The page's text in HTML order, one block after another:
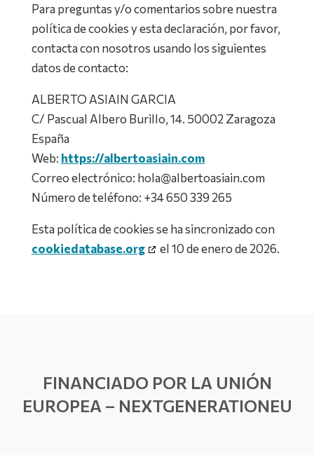
Para preguntas y/o comentarios sobre nuestra
política de cookies y esta declaración, por favor,
contacta con nosotros usando los siguientes
datos de contacto:
ALBERTO ASIAIN GARCIA
C/ Pascual Albero Burillo, 14. 50002 Zaragoza
España
Web: https://albertoasiain.com
Correo electrónico: hola@albertoasiain.com
Número de teléfono: +34 650 339 265
Esta política de cookies se ha sincronizado con
cookiedatabase.org
el 10 de enero de 2026.
FINANCIADO POR LA UNIÓN
EUROPEA – NEXTGENERATIONEU